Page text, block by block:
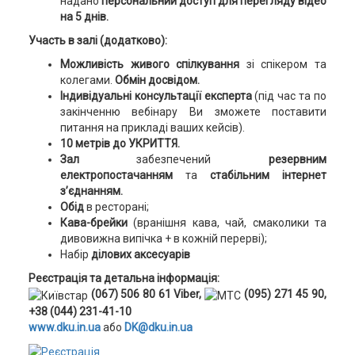
на 5 днів.
Участь в залі (додатково):
Можливість живого спілкування зі спікером та
колегами. Обмін досвідом.
Індивідуальні консультації експерта(під час та по
закінченню вебінару Ви зможете поставити
питання на прикладі ваших кейсів).
10 метрів до УКРИТТЯ.
Залзабезпечений
резервним
електропостачанням тастабільним інтернет
з’єднанням.
Обідв ресторані;
Кава-брейки(вранішня кава, чай, смаколики та
дивовижна випічка + в кожній перерві);
Набір ділових аксесуарів
Реєстрація та детальна інформація:
(067) 506 80 61 Viber,
(095) 271 45 90,
+38 (044) 231-41-10
www.dku.in.uaабо DK@dku.in.ua